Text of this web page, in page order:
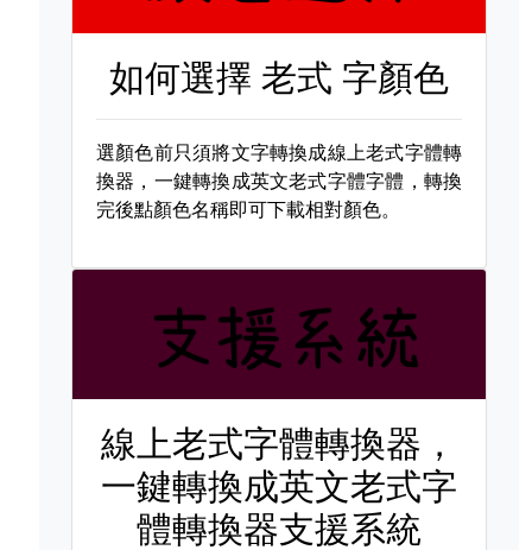
如何選擇老式 字顏色
選顏色前只須將文字轉換成線上老式字體轉
換器，一鍵轉換成英文老式字體字體，轉換
完後點顏色名稱即可下載相對顏色。
線上老式字體轉換器，
一鍵轉換成英文老式字
體轉換器支援系統